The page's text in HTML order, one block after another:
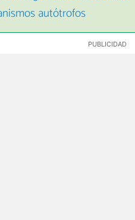
autótrofos